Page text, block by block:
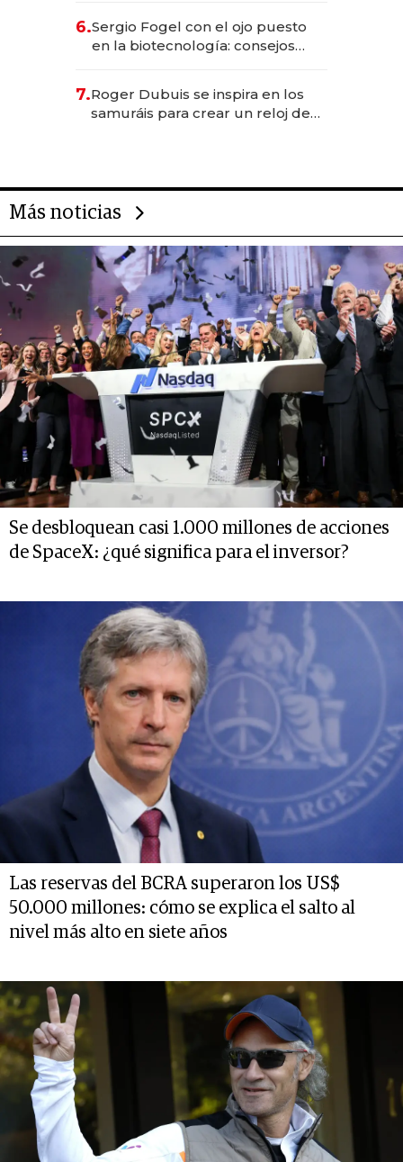
6.Sergio Fogel con el ojo puesto
en la biotecnología: consejos
rol de la IA
7.Roger Dubuis se inspira en los
samuráis para crear un reloj de
Más noticias
Se desbloquean casi 1.000 millones de acciones
de SpaceX: ¿qué significa para el inversor?
Las reservas del BCRA superaron los US$
50.000 millones: cómo se explica el salto al
nivel más alto en siete años